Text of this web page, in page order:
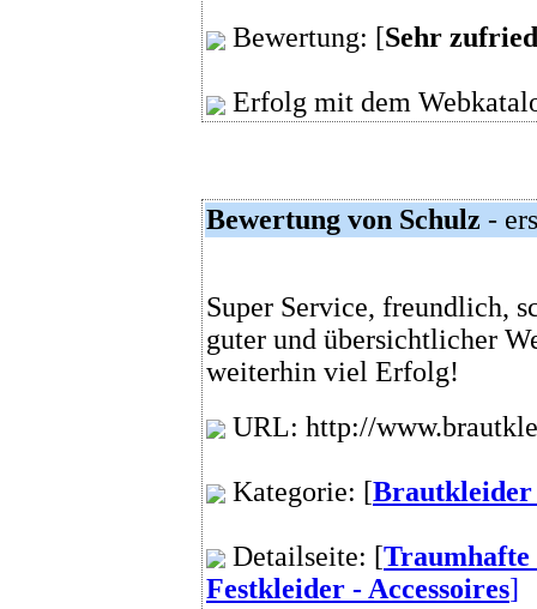
Bewertung: [Sehr
Erfolg mit dem
Bewertung von Schulz -
Super Service, freundlich,
guter und übersichtlicher
weiterhin viel Erfolg!
URL: http://
Kategorie: [Brautkleider
Detailseite: [Traumhafte
Festkleider - Accessoires]